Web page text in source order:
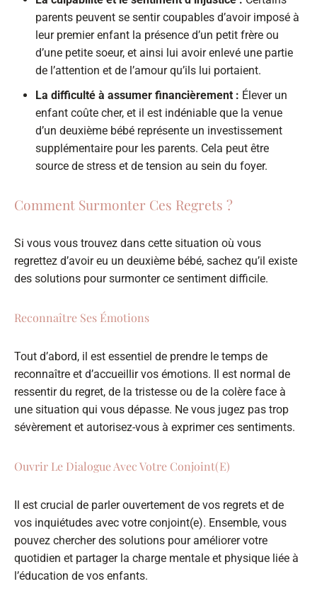
parents peuvent se sentir coupables d’avoir imposé à
leur premier enfant la présence d’un petit frère ou
d’une petite soeur, et ainsi lui avoir enlevé une partie
de l’attention et de l’amour qu’ils lui portaient.
La difficulté à assumer financièrement : Élever un
enfant coûte cher, et il est indéniable que la venue
d’un deuxième bébé représente un investissement
supplémentaire pour les parents. Cela peut être
source de stress et de tension au sein du foyer.
Comment Surmonter Ces Regrets ?
Si vous vous trouvez dans cette situation où vous
regrettez d’avoir eu un deuxième bébé, sachez qu’il existe
des solutions pour surmonter ce sentiment difficile.
Reconnaître Ses Émotions
Tout d’abord, il est essentiel de prendre le temps de
reconnaître et d’accueillir vos émotions. Il est normal de
ressentir du regret, de la tristesse ou de la colère face à
une situation qui vous dépasse. Ne vous jugez pas trop
sévèrement et autorisez-vous à exprimer ces sentiments.
Ouvrir Le Dialogue Avec Votre Conjoint(e)
Il est crucial de parler ouvertement de vos regrets et de
vos inquiétudes avec votre conjoint(e). Ensemble, vous
pouvez chercher des solutions pour améliorer votre
quotidien et partager la charge mentale et physique liée à
l’éducation de vos enfants.